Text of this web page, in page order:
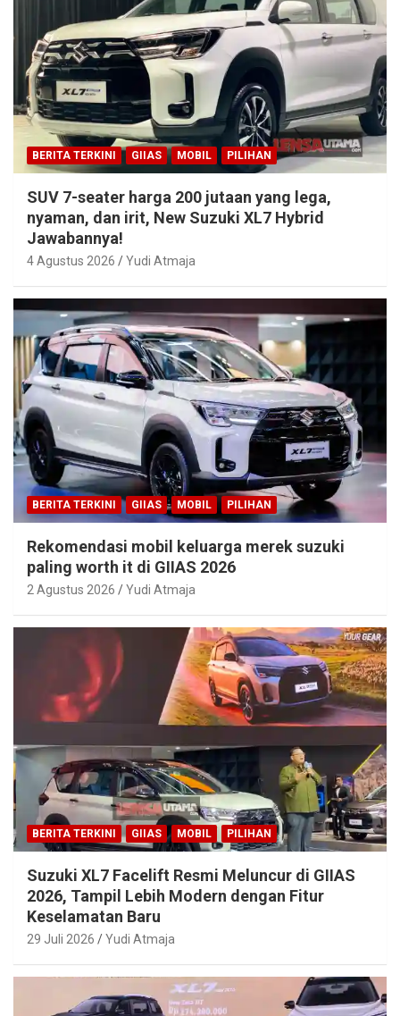
BERITA TERKINI GIIAS MOBIL PILIHAN
SUV 7-seater harga 200 jutaan yang lega,
nyaman, dan irit, New Suzuki XL7 Hybrid
Jawabannya!
4 Agustus 2026 Yudi Atmaja
BERITA TERKINI GIIAS MOBIL PILIHAN
Rekomendasi mobil keluarga merek suzuki
paling worth it di GIIAS 2026
2 Agustus 2026 Yudi Atmaja
BERITA TERKINI GIIAS MOBIL PILIHAN
Suzuki XL7 Facelift Resmi Meluncur di GIIAS
2026, Tampil Lebih Modern dengan Fitur
Keselamatan Baru
29 Juli 2026 Yudi Atmaja